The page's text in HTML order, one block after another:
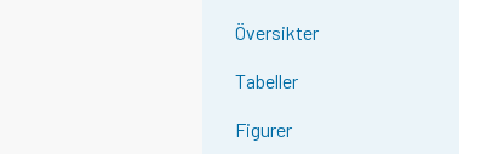
Översikter
Tabeller
Figurer